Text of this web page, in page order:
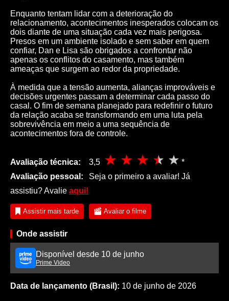
Enquanto tentam lidar com a deterioração do
relacionamento, acontecimentos inesperados colocam os
dois diante de uma situação cada vez mais perigosa.
Presos em um ambiente isolado e sem saber em quem
confiar, Dan e Lisa são obrigados a confrontar não
apenas os conflitos do casamento, mas também
ameaças que surgem ao redor da propriedade.
À medida que a tensão aumenta, alianças improváveis e
decisões urgentes passam a determinar cada passo do
casal. O fim de semana planejado para redefinir o futuro
da relação acaba se transformando em uma luta pela
sobrevivência em meio a uma sequência de
acontecimentos fora de controle.
Avaliação técnica: 3,5
*
Avaliação pessoal:
Seja o primeiro a avaliar! Já
assistiu? Avalie aqui!
Assistir mais tarde Avaliar o filme
Onde assistir
Disponível desde 10 de junho
Prime Video
Data de lançamento (Brasil): 10 de junho de 2026